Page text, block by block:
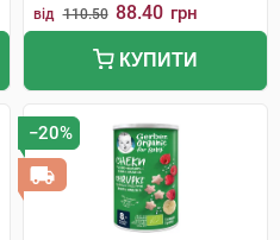
від 110.50 88.40 грн
КУПИТИ
−20%